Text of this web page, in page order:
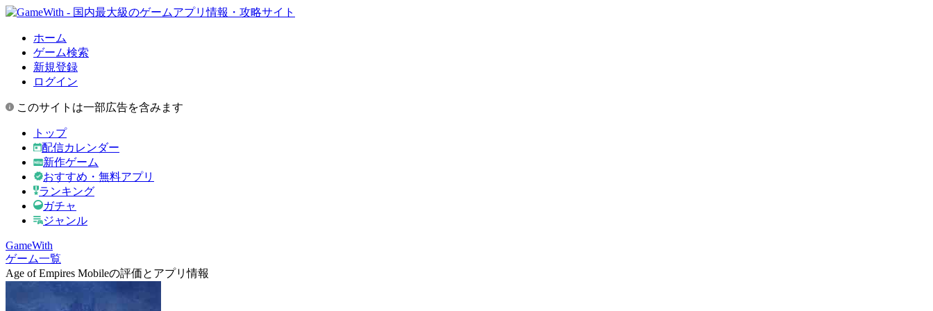
ホーム
ゲーム検索
新規登録
ログイン
このサイトは一部広告を含みます
トップ
配信カレンダー
新作ゲーム
おすすめ・無料アプリ
ランキング
ガチャ
ジャンル
GameWith
ゲーム一覧
Age of Empires Mobileの評価とアプリ情報